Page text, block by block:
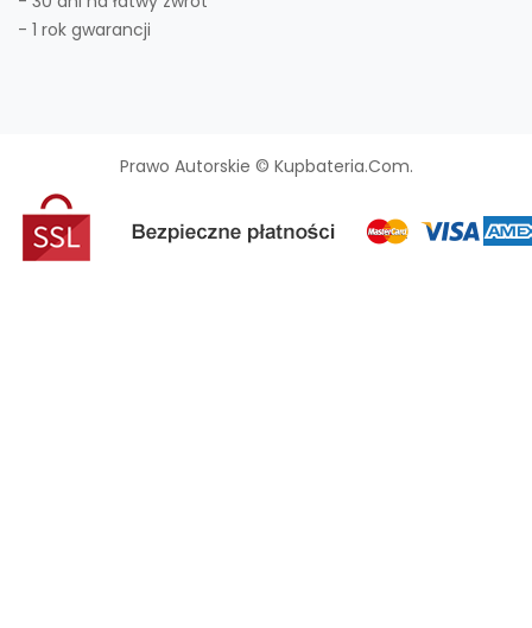
- 1 rok gwarancji
Prawo Autorskie © Kupbateria.com.